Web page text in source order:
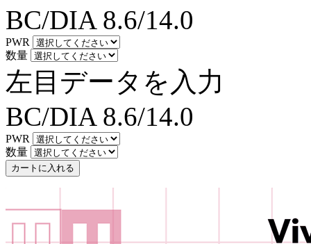
BC/DIA 8.6/14.0
PWR
数量
左目データを入力
BC/DIA 8.6/14.0
PWR
数量
カートに入れる